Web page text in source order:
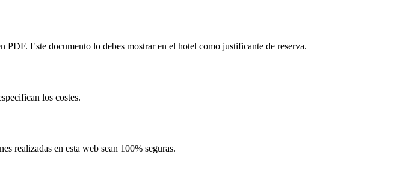
Este documento lo debes mostrar en el hotel como justificante de reserva.
los costes.
realizadas en esta web sean 100% seguras.